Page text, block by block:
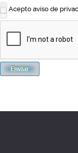
Acepto aviso de
Enviar